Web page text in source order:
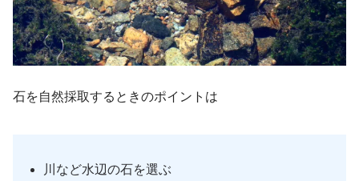
石を自然採取するときのポイントは
川など水辺の石を選ぶ